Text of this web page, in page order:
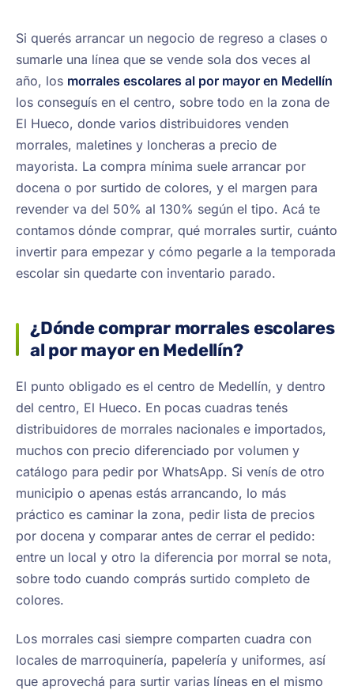
Si querés arrancar un negocio de regreso a clases o
sumarle una línea que se vende sola dos veces al
año, los morrales escolares al por mayor en Medellín
los conseguís en el centro, sobre todo en la zona de
El Hueco, donde varios distribuidores venden
morrales, maletines y loncheras a precio de
mayorista. La compra mínima suele arrancar por
docena o por surtido de colores, y el margen para
revender va del 50% al 130% según el tipo. Acá te
contamos dónde comprar, qué morrales surtir, cuánto
invertir para empezar y cómo pegarle a la temporada
escolar sin quedarte con inventario parado.
¿Dónde comprar morrales escolares
al por mayor en Medellín?
El punto obligado es el centro de Medellín, y dentro
del centro, El Hueco. En pocas cuadras tenés
distribuidores de morrales nacionales e importados,
muchos con precio diferenciado por volumen y
catálogo para pedir por WhatsApp. Si venís de otro
municipio o apenas estás arrancando, lo más
práctico es caminar la zona, pedir lista de precios
por docena y comparar antes de cerrar el pedido:
entre un local y otro la diferencia por morral se nota,
sobre todo cuando comprás surtido completo de
colores.
Los morrales casi siempre comparten cuadra con
locales de marroquinería, papelería y uniformes, así
que aprovechá para surtir varias líneas en el mismo